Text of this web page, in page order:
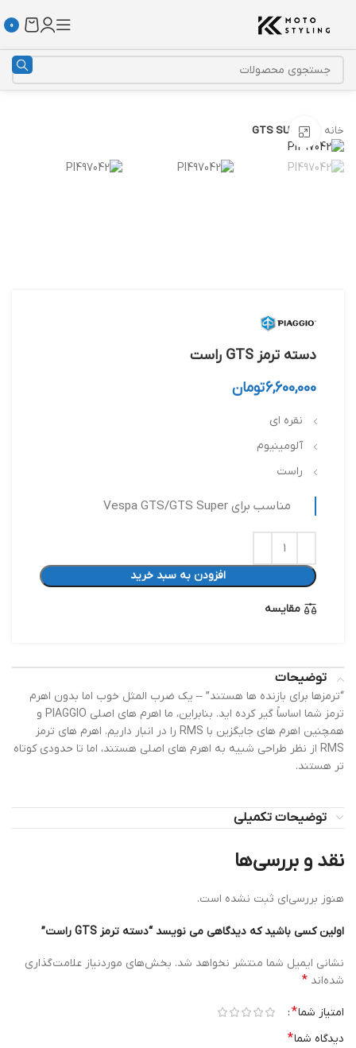
0
خانه GTS SUPER
بزرگنمایی تصویر
دسته ترمز GTS راست
6,600,000تومان
نقره ای
آلومینیوم
راست
مناسب برای Vespa GTS/​GTS Super
افزودن به سبد خرید
مقایسه
توضیحات
“ترمزها برای بازنده ها هستند” – یک ضرب المثل خوب اما بدون اهرم
ترمز شما اساساً گیر کرده اید. بنابراین، ما اهرم های اصلی PIAGGIO و
همچنین اهرم های جایگزین با RMS را در انبار داریم. اهرم های ترمز
RMS از نظر طراحی شبیه به اهرم های اصلی هستند، اما تا حدودی کوتاه
تر هستند.
توضیحات تکمیلی
نقد و بررسی‌ها
هنوز بررسی‌ای ثبت نشده است.
اولین کسی باشید که دیدگاهی می نویسد “دسته ترمز GTS راست”
نشانی ایمیل شما منتشر نخواهد شد. بخش‌های موردنیاز علامت‌گذاری
شده‌اند *
امتیاز شما*
دیدگاه شما*